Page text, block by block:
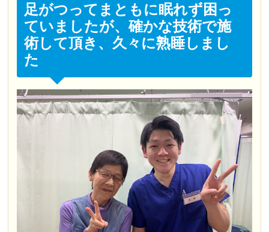
足がつってまともに眠れず困っ
ていましたが、確かな技術で施
術して頂き、久々に熟睡しまし
た